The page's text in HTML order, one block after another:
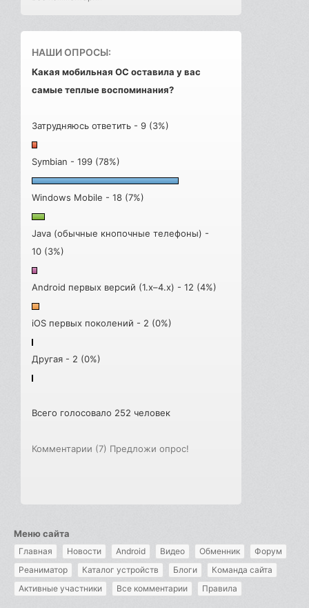
НАШИ ОПРОСЫ:
Какая мобильная ОС оставила у вас
самые теплые воспоминания?
Затрудняюсь ответить - 9 (3%)
Symbian - 199 (78%)
Windows Mobile - 18 (7%)
Java (обычные кнопочные телефоны) -
10 (3%)
Android первых версий (1.x–4.x) - 12 (4%)
iOS первых поколений - 2 (0%)
Другая - 2 (0%)
Всего голосовало 252 человек
Комментарии (7) Предложи опрос!
Меню сайта
Главная Новости Android Видео Обменник
Форум
Реаниматор
Каталог устройств Блоги
Команда сайта
Активные участники
Все комментарии Правила